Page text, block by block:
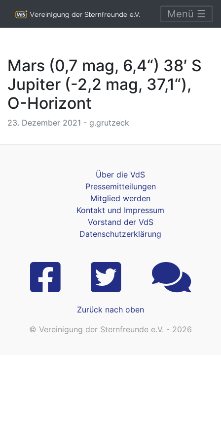
Menü ☰
Mars (0,7 mag, 6,4“) 38′ S
Jupiter (-2,2 mag, 37,1“),
O-Horizont
23. Dezember 2021 - g.grutzeck
Über die VdS
Pressemitteilungen
Mitglied werden
Kontakt und Impressum
Vorstand der VdS
Datenschutzerklärung
Zurück nach oben
© Vereinigung der Sternfreunde e.V. - 2026